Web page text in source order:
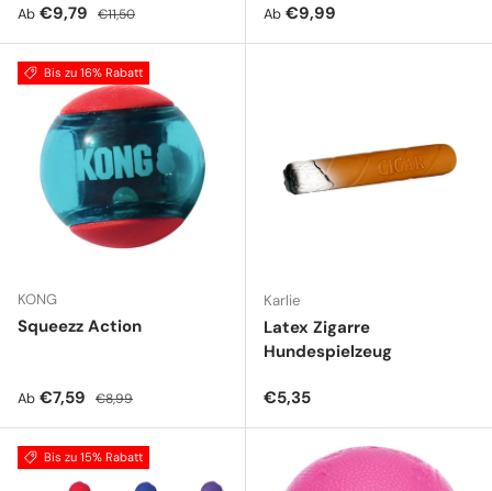
Verkaufspreis
Ab €9,79 Normaler Preis
€11,50 Normaler Preis
Ab €9,99
Bis zu 16% Rabatt
KONG
Squeezz Action
Verkaufspreis
Ab €7,59 Normaler Preis
€8,99
Karlie
Latex Zigarre
Hundespielzeug
Normaler Preis
€5,35
Bis zu 15% Rabatt